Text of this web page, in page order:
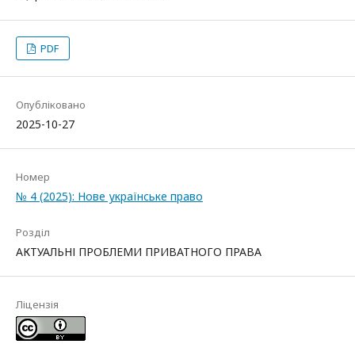
PDF
Опубліковано
2025-10-27
Номер
№ 4 (2025): Нове українське право
Розділ
АКТУАЛЬНІ ПРОБЛЕМИ ПРИВАТНОГО ПРАВА
Ліцензія